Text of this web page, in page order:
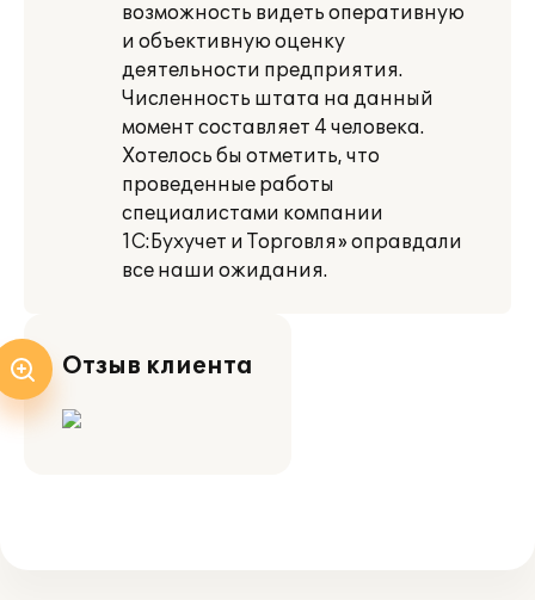
возможность видеть оперативную
и объективную оценку
деятельности предприятия.
Численность штата на данный
момент составляет 4 человека.
Хотелось бы отметить, что
проведенные работы
специалистами компании
1С:Бухучет и Торговля» оправдали
все наши ожидания.
Отзыв клиента